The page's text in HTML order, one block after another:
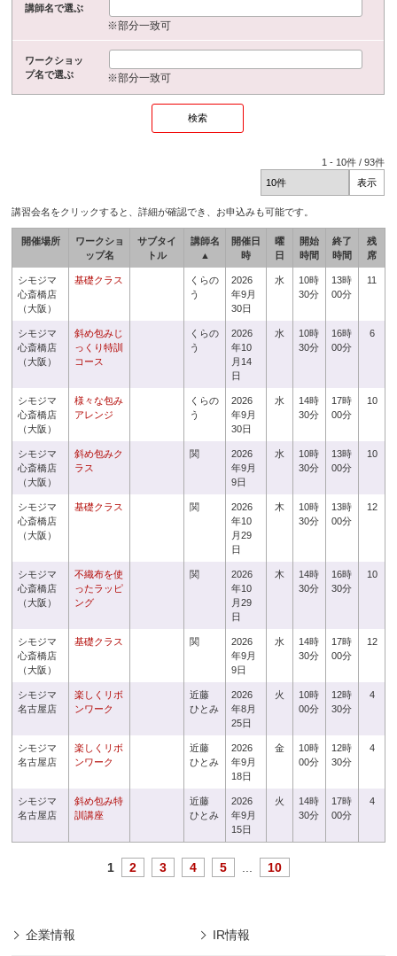
講師名で選ぶ
※部分一致可
ワークショッ
プ名で選ぶ
※部分一致可
1 - 10件 /93件
講習会名をクリックすると、詳細が確認でき、お申込みも可能です。
開催場所
ワークショ
ップ名
サブタイ
トル
講師名
▲
開催日
時
曜
日
開始
時間
終了
時間
残
席
シモジマ
心斎橋店
（大阪）
基礎クラス
くらの
う
2026
年9月
30日
水
10時
30分
13時
00分
11
シモジマ
心斎橋店
（大阪）
斜め包みじ
っくり特訓
コース
くらの
う
2026
年10
月14
日
水
10時
30分
16時
00分
6
シモジマ
心斎橋店
（大阪）
様々な包み
アレンジ
くらの
う
2026
年9月
30日
水
14時
30分
17時
00分
10
シモジマ
心斎橋店
（大阪）
斜め包みク
ラス
関
2026
年9月
9日
水
10時
30分
13時
00分
10
シモジマ
心斎橋店
（大阪）
基礎クラス 関
2026
年10
月29
日
木
10時
30分
13時
00分
12
シモジマ
心斎橋店
（大阪）
不織布を使
ったラッピ
ング
関
2026
年10
月29
日
木
14時
30分
16時
30分
10
シモジマ
心斎橋店
（大阪）
基礎クラス 関
2026
年9月
9日
水
14時
30分
17時
00分
12
シモジマ
名古屋店
楽しくリボ
ンワーク
近藤
ひとみ
2026
年8月
25日
火
10時
00分
12時
30分
4
シモジマ
名古屋店
楽しくリボ
ンワーク
近藤
ひとみ
2026
年9月
18日
金
10時
00分
12時
30分
4
シモジマ
名古屋店
斜め包み特
訓講座
近藤
ひとみ
2026
年9月
15日
火
14時
30分
17時
00分
4
1 2 3 4 5 10
企業情報 IR情報